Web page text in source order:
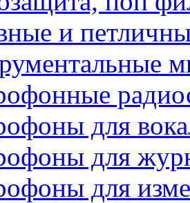
и
для
для
для